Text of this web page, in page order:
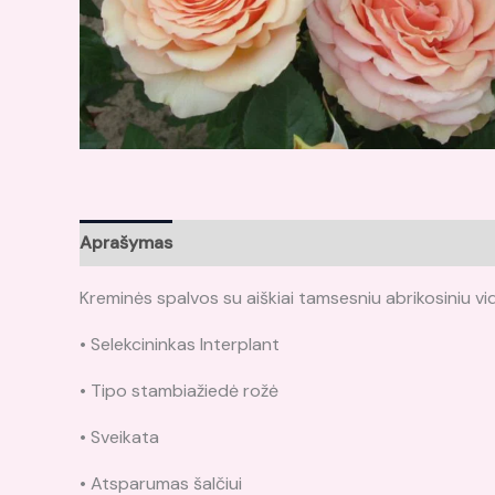
Aprašymas
Kreminės spalvos su aiškiai tamsesniu abrikosiniu
• Selekcininkas Interplant
• Tipo stambiažiedė rožė
• Sveikata
• Atsparumas šalčiui